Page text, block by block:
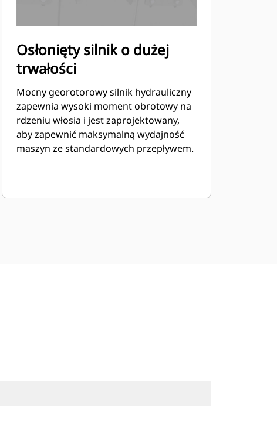
Osłonięty silnik o dużej
trwałości
Mocny georotorowy silnik hydrauliczny
zapewnia wysoki moment obrotowy na
rdzeniu włosia i jest zaprojektowany,
aby zapewnić maksymalną wydajność
maszyn ze standardowych przepływem.